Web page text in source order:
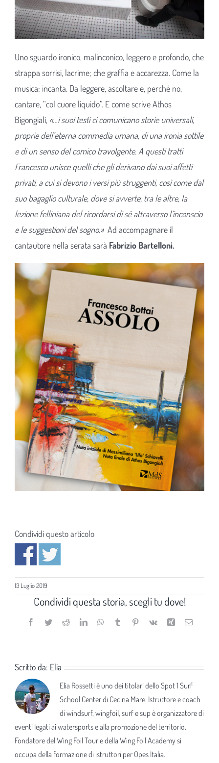
Uno sguardo ironico, malinconico, leggero e profondo, che
strappa sorrisi, lacrime; che graffia e accarezza. Come la
musica: incanta. Da leggere, ascoltare e, perché no,
cantare, “col cuore liquido”. E come scrive Athos
Bigongiali, «…i suoi testi ci comunicano storie universali,
proprie dell’eterna commedia umana, di una ironia sottile
e di un senso del comico travolgente. A questi tratti
Francesco unisce quelli che gli derivano dai suoi affetti
privati, a cui si devono i versi più struggenti, così come dal
suo bagaglio culturale, dove si avverte, tra le altre, la
lezione felliniana del ricordarsi di sé attraverso l’inconscio
e le suggestioni del sogno.» Ad accompagnare il
cantautore nella serata sarà Fabrizio Bartelloni.
Condividi questo articolo
13 Luglio 2019
Condividi questa storia, scegli tu dove!
Facebook
TwitterRedditLinkedInWhatsApp
TumblrPinterest
Vk Xing Email
Scritto da: Elia
Elia Rossetti è uno dei titolari dello Spot 1 Surf
School Center di Cecina Mare. Istruttore e coach
di windsurf, wingfoil, surf e sup è organizzatore di
eventi legati ai watersports e alla promozione del territorio.
Fondatore del Wing Foil Tour e della Wing Foil Academy si
occupa della formazione di istruttori per Opes Italia.